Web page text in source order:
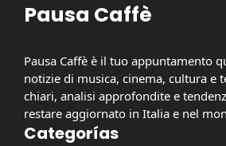
Pausa Caffè
Pausa Caffè è il tuo appuntamento
notizie di musica, cinema, cultura e
chiari, analisi approfondite e
restare aggiornato in Italia e nel
Categorías